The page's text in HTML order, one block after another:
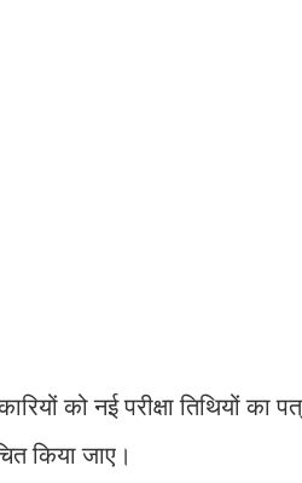
को नई परीक्षा तिथियों का
किया जाए।